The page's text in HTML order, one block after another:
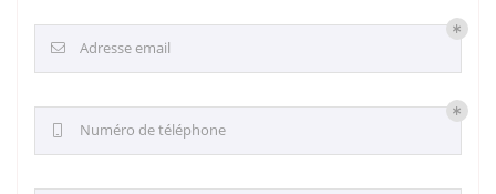
 Adresse email
Numéro de téléphone